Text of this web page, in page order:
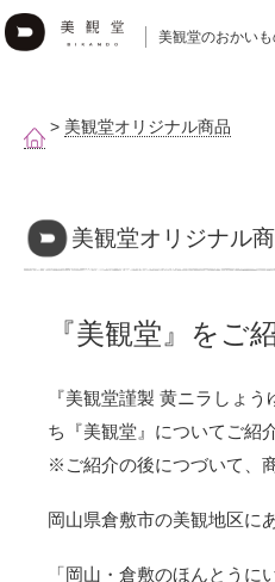
美観堂のおかい
> 美観堂オリジナル商品
美観堂オリジナル
『美観堂』をご
『美観堂謹製 黄ニラしょ
ち『美観堂』についてご紹
※ご紹介の後につづいて、
岡山県倉敷市の美観地区に
「岡山・倉敷のほんとうに